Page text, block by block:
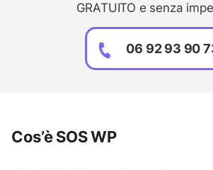
GRATUITO e senza
06 92 93 90
Cos’è SOS WP